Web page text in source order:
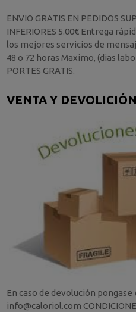
ENVIO GRATIS EN PEDIDOS
INFERIORES 5.00€ Entrega
los mejores servicios de
48 o 72 horas Maximo, (dias
PORTES GRATIS.
VENTA Y DEVOLICIÓN
En caso de devolución
info@caloriol.com